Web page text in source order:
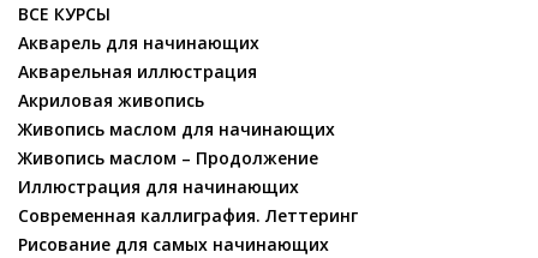
ВСЕ КУРСЫ
Акварель для начинающих
Акварельная иллюстрация
Акриловая живопись
Живопись маслом для начинающих
Живопись маслом – Продолжение
Иллюстрация для начинающих
Современная каллиграфия. Леттеринг
Рисование для самых начинающих